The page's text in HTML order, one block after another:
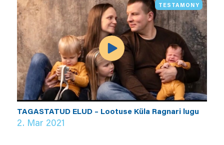
TESTAMONY
TAGASTATUD ELUD – Lootuse Küla Ragnari lugu
2. Mar 2021